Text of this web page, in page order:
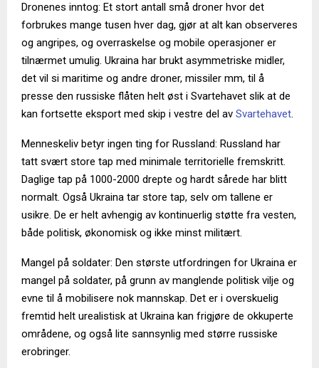
Dronenes inntog: Et stort antall små droner hvor det
forbrukes mange tusen hver dag, gjør at alt kan observeres
og angripes, og overraskelse og mobile operasjoner er
tilnærmet umulig. Ukraina har brukt asymmetriske midler,
det vil si maritime og andre droner, missiler mm, til å
presse den russiske flåten helt øst i Svartehavet slik at de
kan fortsette eksport med skip i vestre del av Svartehavet.
Menneskeliv betyr ingen ting for Russland: Russland har
tatt svært store tap med minimale territorielle fremskritt.
Daglige tap på 1000-2000 drepte og hardt sårede har blitt
normalt. Også Ukraina tar store tap, selv om tallene er
usikre. De er helt avhengig av kontinuerlig støtte fra vesten,
både politisk, økonomisk og ikke minst militært.
Mangel på soldater: Den største utfordringen for Ukraina er
mangel på soldater, på grunn av manglende politisk vilje og
evne til å mobilisere nok mannskap. Det er i overskuelig
fremtid helt urealistisk at Ukraina kan frigjøre de okkuperte
områdene, og også lite sannsynlig med større russiske
erobringer.